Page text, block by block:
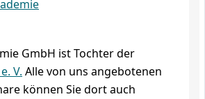
GmbH ist Tochter der
V. Alle von uns angebotenen
können Sie dort auch